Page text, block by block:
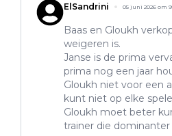
ElSandrini 05 juni 2026 om
Baas en Gloukh
weigeren is.
Janse is de prima
prima nog een jaar
Gloukh niet voor een
kunt niet op elke
Gloukh moet beter
trainer die dominanter